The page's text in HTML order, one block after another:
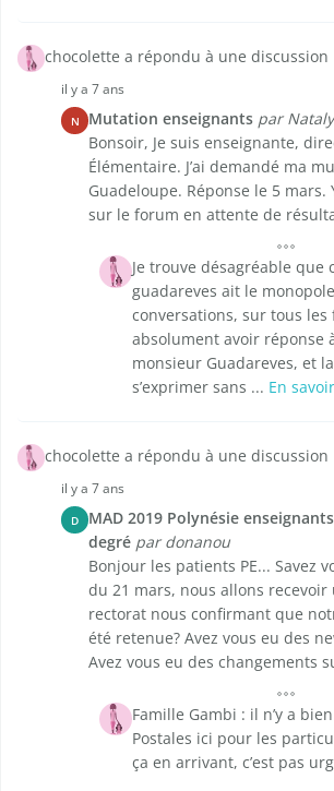
chocolette a répondu à une discussion
il y a 7 ans
N Mutation enseignants par
Bonsoir, Je suis enseignante,
Élémentaire. J’ai demandé ma
Guadeloupe. Réponse le 5 mars.
sur le forum en attente de
Je trouve désagréable que
guadareves ait le
conversations, sur tous
absolument avoir réponse
monsieur Guadareves, et
s’exprimer sans ... En
chocolette a répondu à une discussion
il y a 7 ans
D
MAD 2019 Polynésie
degré par donanou
Bonjour les patients PE... Savez
du 21 mars, nous allons recevoir
rectorat nous confirmant que
été retenue? Avez vous eu des
Avez vous eu des changements
Famille Gambi : il n’y a
Postales ici pour les
ça en arrivant, c’est pas